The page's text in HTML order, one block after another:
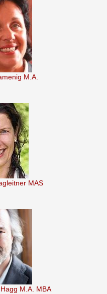
M.A.
MAS
M.A. MBA